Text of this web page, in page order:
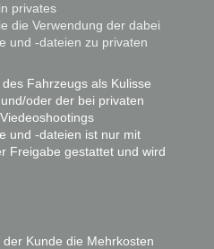
privates
die Verwendung der dabei
und -dateien zu privaten
Fahrzeugs als Kulisse
oder der bei privaten
und -dateien ist nur mit
Freigabe gestattet und wird
Kunde die Mehrkosten